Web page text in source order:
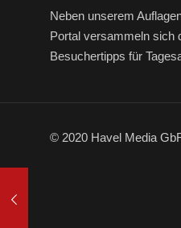
Neben unserem
Portal versammeln sich
Besuchertipps für
© 2020 Havel Media